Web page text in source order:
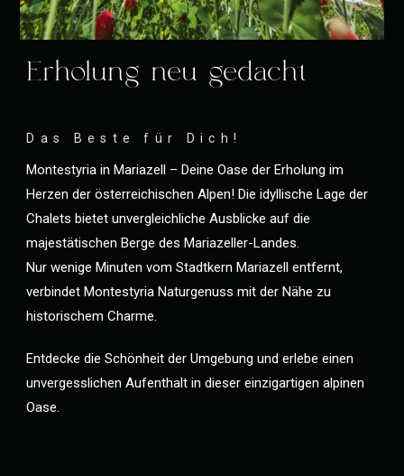
Erholung neu gedacht
Das Beste für Dich!
Montestyria in Mariazell – Deine Oase der Erholung im
Herzen der österreichischen Alpen! Die idyllische Lage der
Chalets bietet unvergleichliche Ausblicke auf die
majestätischen Berge des Mariazeller-Landes.
Nur wenige Minuten vom Stadtkern Mariazell entfernt,
verbindet Montestyria Naturgenuss mit der Nähe zu
historischem Charme.
Entdecke die Schönheit der Umgebung und erlebe einen
unvergesslichen Aufenthalt in dieser einzigartigen alpinen
Oase.